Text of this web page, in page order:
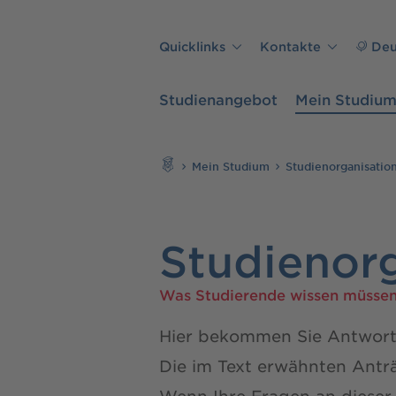
Studienangebot Mein Studium
Quicklinks Kontakte
Mein Studium
Was Studierende wissen
Hier bekommen Sie
Die im Text erwähnten